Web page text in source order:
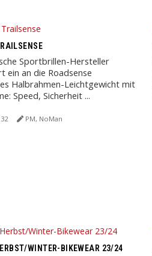
Sportbrillen-Hersteller
ein an die Roadsense
Halbrahmen-Leichtgewicht mit
Speed, Sicherheit ...
PM, NoMan
WINTER-BIKEWEAR 23/24